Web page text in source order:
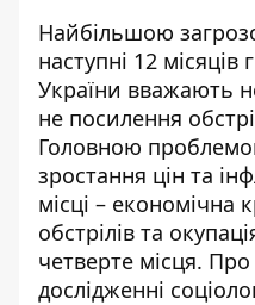
Найбільшою
наступні 12 місяців
України вважають
не посилення
Головною
зростання цін та
місці – економічна
обстрілів та
четверте місця.
дослідженні